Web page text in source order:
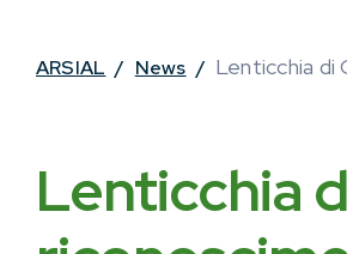
ARSIAL / News / Lenticchia di
Lenticchia